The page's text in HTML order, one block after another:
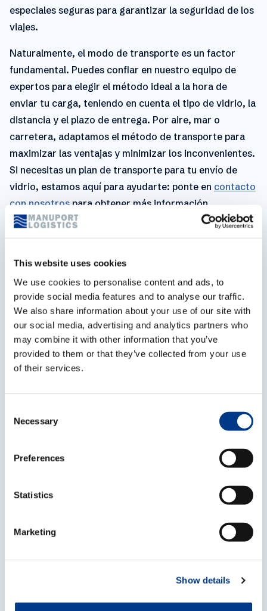
This website uses cookies
We use cookies to personalise content and ads, to
provide social media features and to analyse our traffic.
We also share information about your use of our site with
our social media, advertising and analytics partners who
may combine it with other information that you’ve
provided to them or that they’ve collected from your use
of their services.
Necessary
Preferences
Statistics
Marketing
Show details
especiales seguras para garantizar la seguridad de los
viajes.
Naturalmente, el modo de transporte es un factor
fundamental. Puedes confiar en nuestro equipo de
expertos para elegir el método ideal a la hora de
enviar tu carga, teniendo en cuenta el tipo de vidrio, la
distancia y el plazo de entrega. Por aire, mar o
carretera, adaptamos el método de transporte para
maximizar las ventajas y minimizar los inconvenientes.
Si necesitas un plan de transporte para tu envío de
vidrio, estamos aquí para ayudarte: ponte en contacto
con nosotros para obtener más información.